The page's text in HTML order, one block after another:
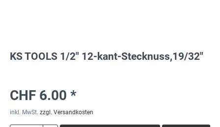
KS TOOLS 1/2" 12-kant-Stecknuss,19/32"
CHF 6.00 *
inkl. MwSt. zzgl. Versandkosten